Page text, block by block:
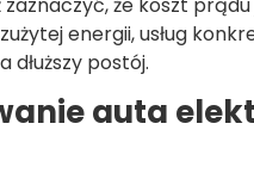
energii, usług
dłuższy postój.
auta